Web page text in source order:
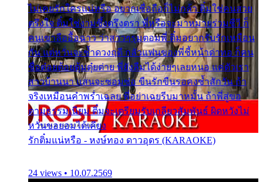
ไม่เคยรักใครแน่หรือ อยากเชื่อถือก็ไม่กล้า ติ๋มใช่คนสวย
ตรึงใจ ติ๋มใช่งามซึ้งตรึงตรา พี่หรือจะมาหมายร่วมชีวี ก็
คนเขาลืออื้อฉาว ว่าสาวๆรุมตอมพี่ ติ๋มอยากรับรักเหมือน
กัน แต่หวั่นจะช้ำดวงฤดี กลัวแฟนของพี่ชี้หน้าด่าทอ ก็คน
ชื่อต๋อยต้อยตุ้มตุ๋ยต่าย พี่ยังลืมได้ง่ายๆเลยหนอ แค่ตัวเรา
สาวบ้านนา แสนจะซอมซ่อ ขืนรักขืนรอคงช้ำสักวัน ถ้า
จริงเหมือนคำพร่ำเฉลย พี่อย่าเฉยรีบมาหมั้น ถ้าพี่สู่ขอ
ตามธรรมเนียม ติ๋มจะเตรียมรับเกลียวสัมพันธ์ ผิดหวังไม่
หวั่นขอยอมได้เคียง
รักติ๋มแน่หรือ - หงษ์ทอง ดาวอุดร (KARAOKE)
24 views • 10.07.2569